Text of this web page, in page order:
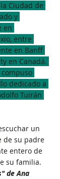
Ciudad de
y
en
entre
en Banff
en Canadá.
dedicado a
Tuirán
un
de su padre
entero de
su familia.
de Ana